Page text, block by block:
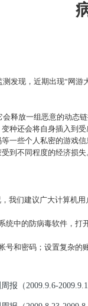
发现，近期出现“网游
释放一组恶意的动态
种还会将自身插入到
一些个人私密的游戏
到不同程度的经济损失
我们建议广大计算机用
统中的防病毒软件，打
号和密码；设置复杂的
报（2009.9.6-